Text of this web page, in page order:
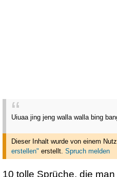
Uiuaa jing jeng walla walla bing
Dieser Inhalt wurde von einem
erstellen" erstellt. Spruch melden
10 tolle Sprüche, die